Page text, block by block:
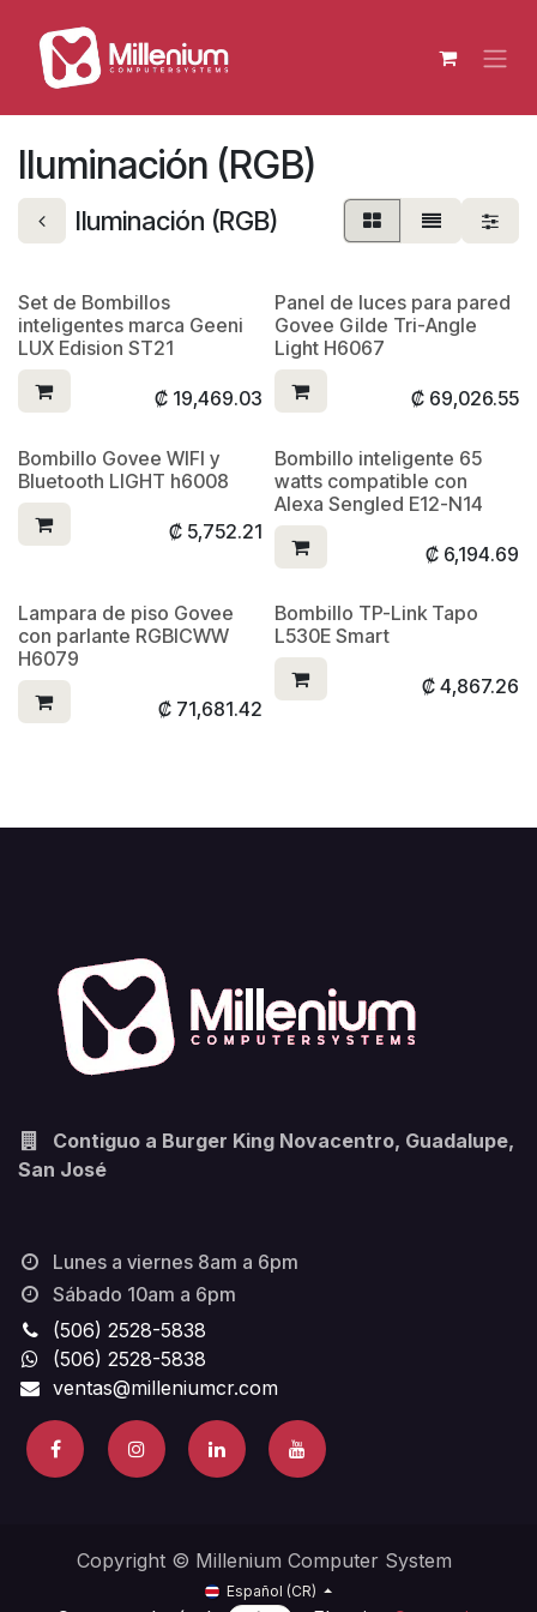
Iluminación (RGB)
Iluminación (RGB)
Set de Bombillos
inteligentes marca Geeni
LUX Edision ST21
₡ 19,469.03
Panel de luces para pared
Govee Gilde Tri-Angle
Light H6067
₡ 69,026.55
Bombillo Govee WIFI y
Bluetooth LIGHT h6008
₡ 5,752.21
Bombillo inteligente 65
watts compatible con
Alexa Sengled E12-N14
₡ 6,194.69
Lampara de piso Govee
con parlante RGBICWW
H6079
₡ 71,681.42
Bombillo TP-Link Tapo
L530E Smart
₡ 4,867.26
Contiguo a Burger King Novacentro, Guadalupe,
San José
Lunes a viernes 8am a 6pm
Sábado 10am a 6pm
(506) 2528-5838
(506) 2528-5838
ventas@milleniumcr.com
Copyright © Millenium Computer System
Español (CR)